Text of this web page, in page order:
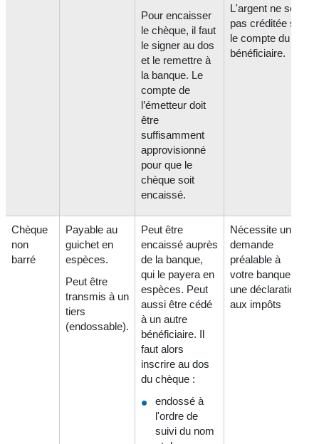
Pour encaisser
le chèque, il faut
le signer au dos
et le remettre à
la banque. Le
compte de
l’émetteur doit
être
suffisamment
approvisionné
pour que le
chèque soit
encaissé.
L'argent ne sera
pas créditée sur
le compte du
bénéficiaire.
Chèque
non
barré
Payable au
guichet en
espèces.
Peut être
transmis à un
tiers
(endossable).
Peut être
encaissé auprès
de la banque,
qui le payera en
espèces. Peut
aussi être cédé
à un autre
bénéficiaire. Il
faut alors
inscrire au dos
du chèque :
endossé à
l'ordre de
suivi du nom
Nécessite une
demande
préalable à
votre banque et
une déclaration
aux impôts